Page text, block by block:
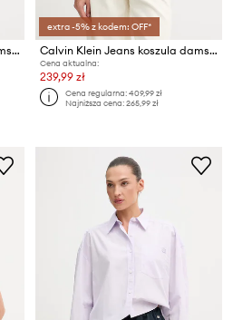
Calvin Klein Jeans koszula damska jeansowa
extra -5% z kodem: OFF*
Calvin Klein Jeans koszula damska bawełniana
Cena aktualna:
239,99 zł
Cena regularna:409,99 zł
Najniższa cena:265,99 zł